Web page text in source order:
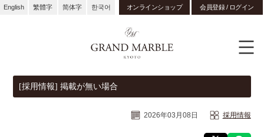
English 繁體字 简体字 한국어 オンラインショップ 会員登録 / ログイン
[採用情報] 掲載が無い場合
2026年03月08日 採用情報